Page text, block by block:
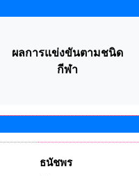
ผลการแข่งขันตามชนิด
กีฬา
ธนัชพร